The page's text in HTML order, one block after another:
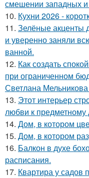
смешении западных
10. Кухни 2026 -
11. Зелёные акценты
и уверенно заняли
ванной.
12. Как создать
при ограниченном
Светлана
13. Этот интерьер
любви к предметному
14. Дом, в котором
15. Дом, в котором
16. Балкон в духе
расписания.
17. Квартира у садов